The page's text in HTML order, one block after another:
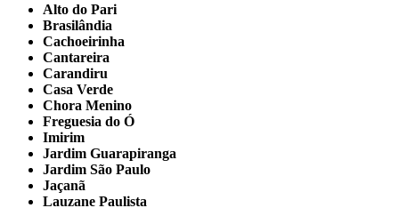
Alto do Pari
Brasilândia
Cachoeirinha
Cantareira
Carandiru
Casa Verde
Chora Menino
Freguesia do Ó
Imirim
Jardim Guarapiranga
Jardim São Paulo
Jaçanã
Lauzane Paulista